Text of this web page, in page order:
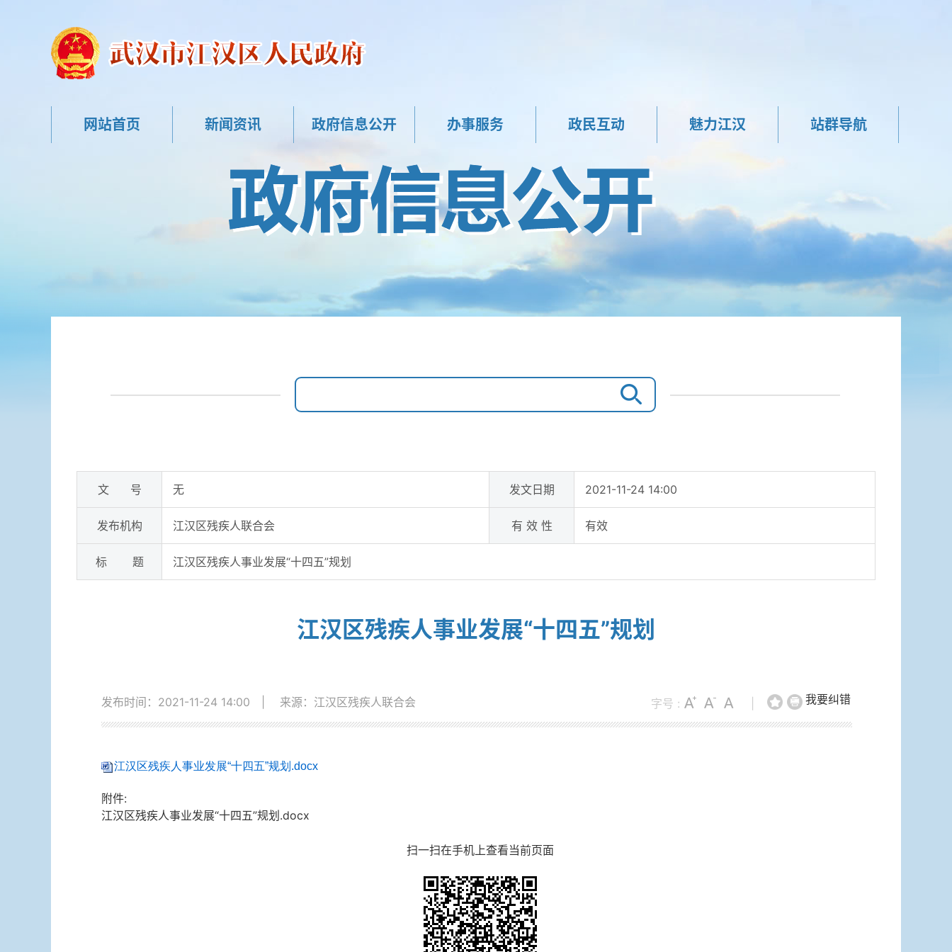
网站首页 新闻资讯 政府信息公开 办事服务 政民互动 魅力江汉 站群导航
文 号 无 发文日期 2021-11-24 14:00
发布机构 江汉区残疾人联合会 有 效 性 有效
标 题 江汉区残疾人事业发展“十四五”规划
江汉区残疾人事业发展“十四五”规划
我要纠错
字号 :
发布时间：2021-11-24 14:00 来源：江汉区残疾人联合会
江汉区残疾人事业发展“十四五”规划.docx
附件:
江汉区残疾人事业发展“十四五”规划.docx
扫一扫在手机上查看当前页面